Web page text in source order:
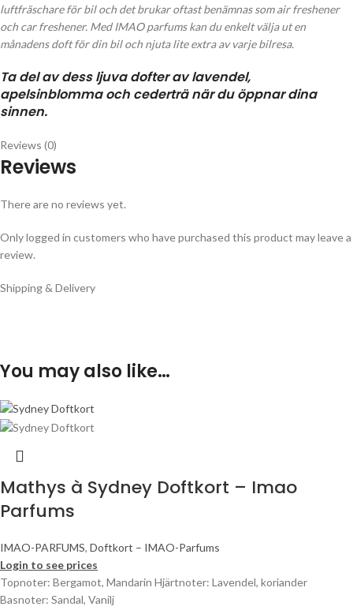
luftfräschare för bil och det brukar oftast benämnas som air freshener
och car freshener. Med IMAO parfums kan du enkelt välja ut en
månadens doft för din bil och njuta lite extra av varje bilresa.
Ta del av dess ljuva dofter av lavendel,
apelsinblomma och cederträ när du öppnar dina
sinnen.
Reviews (0)
Reviews
There are no reviews yet.
Only logged in customers who have purchased this product may leave a
review.
Shipping & Delivery
You may also like…
Mathys à Sydney Doftkort – Imao
Parfums
IMAO-PARFUMS, Doftkort – IMAO-Parfums
Login to see prices
Topnoter: Bergamot, Mandarin Hjärtnoter: Lavendel, koriander
Basnoter: Sandal, Vanilj